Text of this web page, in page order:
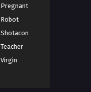
Pregnant
Robot
Shotacon
Teacher
Virgin